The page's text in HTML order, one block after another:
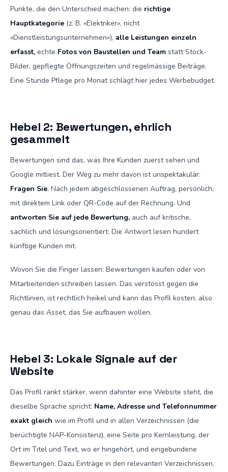
Punkte, die den Unterschied machen: die richtige
Hauptkategorie (z. B. «Elektriker», nicht
«Dienstleistungsunternehmen»), alle Leistungen einzeln
erfasst, echte Fotos von Baustellen und Team statt Stock-
Bilder, gepflegte Öffnungszeiten und regelmässige Beiträge.
Eine Stunde Pflege pro Monat schlägt hier jedes Werbebudget.
Hebel 2: Bewertungen, ehrlich
gesammelt
Bewertungen sind das, was Ihre Kunden zuerst sehen und
Google mitliest. Der Weg zu mehr davon ist unspektakulär:
Fragen Sie. Nach jedem abgeschlossenen Auftrag, persönlich,
mit direktem Link oder QR-Code auf der Rechnung. Und
antworten Sie auf jede Bewertung, auch auf kritische,
sachlich und lösungsorientiert: Die Antwort lesen hundert
künftige Kunden mit.
Wovon Sie die Finger lassen: Bewertungen kaufen oder von
Mitarbeitenden schreiben lassen. Das verstösst gegen die
Richtlinien, ist rechtlich heikel und kann das Profil kosten, also
genau das Asset, das Sie aufbauen wollen.
Hebel 3: Lokale Signale auf der
Website
Das Profil rankt stärker, wenn dahinter eine Website steht, die
dieselbe Sprache spricht: Name, Adresse und Telefonnummer
exakt gleich wie im Profil und in allen Verzeichnissen (die
berüchtigte NAP-Konsistenz), eine Seite pro Kernleistung, der
Ort im Titel und Text, wo er hingehört, und eingebundene
Bewertungen. Dazu Einträge in den relevanten Verzeichnissen,